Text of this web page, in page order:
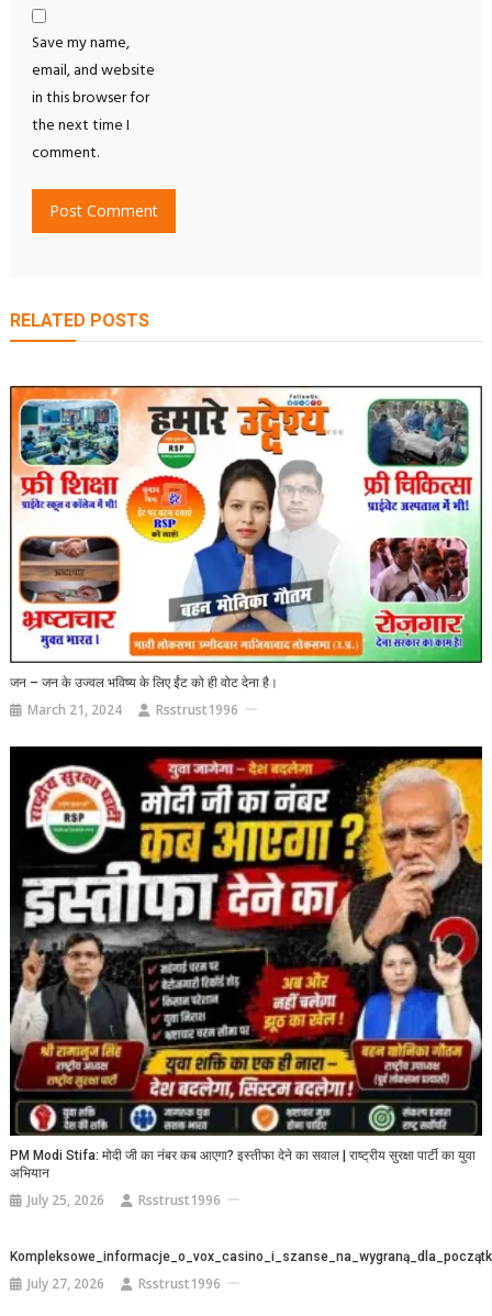
Save my name,
email, and website
in this browser for
the next time I
comment.
RELATED POSTS
जन – जन के उज्वल भविष्य के लिए ईंट को ही वोट देना है।
March 21, 2024 Rsstrust1996
PM Modi Stifa: मोदी जी का नंबर कब आएगा? इस्तीफा देने का सवाल | राष्ट्रीय सुरक्षा पार्टी का युवा
अभियान
July 25, 2026 Rsstrust1996
July 27, 2026 Rsstrust1996